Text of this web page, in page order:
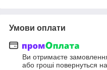
Умови оплати
Ви отримаєте
або гроші повернуться